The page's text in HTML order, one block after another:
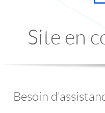
Site en
Besoin